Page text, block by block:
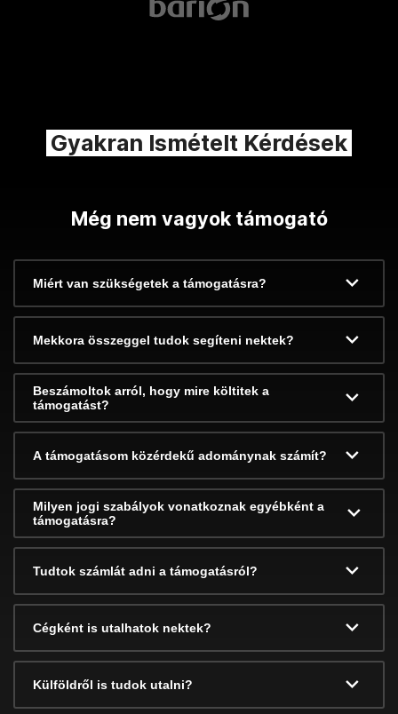
Gyakran Ismételt Kérdések
Még nem vagyok támogató
Miért van szükségetek a támogatásra?
Mekkora összeggel tudok segíteni nektek?
Beszámoltok arról, hogy mire költitek a
támogatást?
A támogatásom közérdekű adománynak számít?
Milyen jogi szabályok vonatkoznak egyébként a
támogatásra?
Tudtok számlát adni a támogatásról?
Cégként is utalhatok nektek?
Külföldről is tudok utalni?